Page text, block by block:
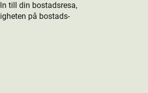
till din bostads­resa,
på bostads­